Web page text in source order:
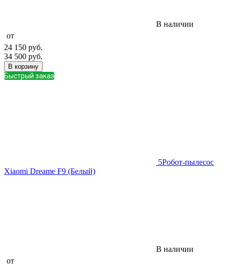
В наличии
от
24 150 руб.
34 500 руб.
В корзину
Быстрый заказ
5Робот-пылесос
Xiaomi Dreame F9 (Белый)
В наличии
от